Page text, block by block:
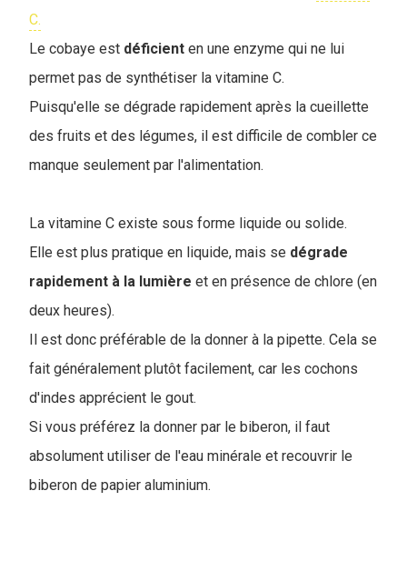
C.
Le cobaye est déficient en une enzyme qui ne lui
permet pas de synthétiser la vitamine C.
Puisqu'elle se dégrade rapidement après la cueillette
des fruits et des légumes, il est difficile de combler ce
manque seulement par l'alimentation.
La vitamine C existe sous forme liquide ou solide.
Elle est plus pratique en liquide, mais se dégrade
rapidement à la lumière et en présence de chlore (en
deux heures).
Il est donc préférable de la donner à la pipette. Cela se
fait généralement plutôt facilement, car les cochons
d'indes apprécient le gout.
Si vous préférez la donner par le biberon, il faut
absolument utiliser de l'eau minérale et recouvrir le
biberon de papier aluminium.